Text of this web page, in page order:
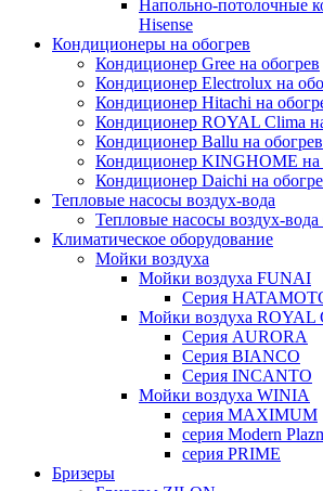
Напольно-потолочные
Hisense
Кондиционеры на обогрев
Кондиционер Gree на обогрев
Кондиционер Electrolux на
Кондиционер Hitachi на
Кондиционер ROYAL Clima
Кондиционер Ballu на обогрев
Кондиционер KINGHOME на
Кондиционер Daichi на
Тепловые насосы воздух-вода
Тепловые насосы воздух-вода
Климатическое оборудование
Мойки воздуха
Мойки воздуха FUNAI
Серия
Мойки воздуха ROYAL
Серия AURORA
Серия BIANCO
Серия INCANTO
Мойки воздуха WINIA
серия MAXIMUM
серия Modern
серия PRIME
Бризеры